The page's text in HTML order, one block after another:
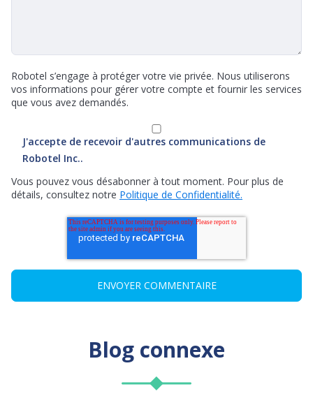
Robotel s’engage à protéger votre vie privée. Nous utiliserons
vos informations pour gérer votre compte et fournir les services
que vous avez demandés.
J'accepte de recevoir d'autres communications de
Robotel Inc..
Vous pouvez vous désabonner à tout moment. Pour plus de
détails, consultez notre Politique de Confidentialité.
Blog connexe